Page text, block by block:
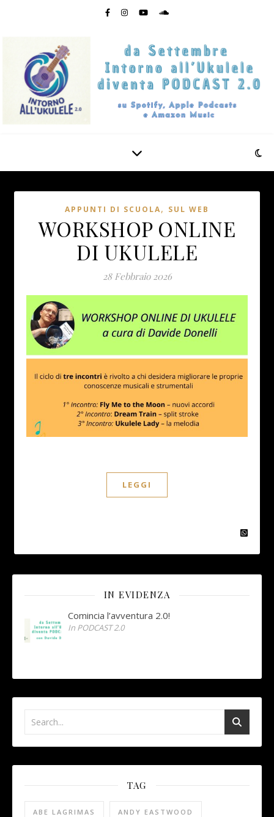
APPUNTI DI SCUOLA, SUL WEB
WORKSHOP ONLINE
DI UKULELE
28 Febbraio 2026
LEGGI
IN EVIDENZA
Comincia l’avventura 2.0!
In PODCAST 2.0
TAG
ABE LAGRIMAS ANDY EASTWOOD